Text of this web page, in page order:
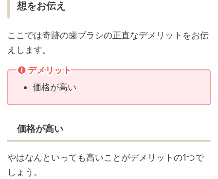
想をお伝え
ここでは奇跡の歯ブラシの正直なデメリットをお伝
えします。
デメリット
価格が高い
価格が高い
やはなんといっても高いことがデメリットの1つで
しょう。